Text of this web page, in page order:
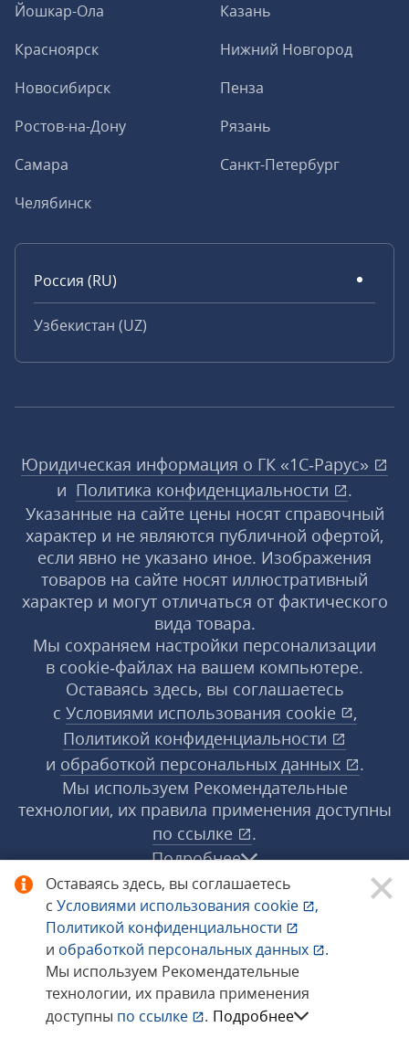
Оставаясь здесь, вы соглашаетесь
с Условиями использования cookie
,
Политикой конфиденциальности
и обработкой персональных данных
.
Мы используем Рекомендательные
технологии, их правила применения
доступны по ссылке . Подробнее
Йошкар-Ола
Казань
Красноярск
Нижний Новгород
Новосибирск
Пенза
Ростов-на-Дону
Рязань
Самара
Санкт-Петербург
Челябинск
Россия (RU)
Узбекистан (UZ)
Юридическая информация о ГК «1С‑Рарус»
и Политика конфиденциальности
.
Указанные на сайте цены носят справочный
характер и не являются публичной офертой,
если явно не указано иное. Изображения
товаров на сайте носят иллюстративный
характер и могут отличаться от фактического
вида товара.
Мы сохраняем настройки персонализации
в cookie‑файлах на вашем компьютере.
Оставаясь здесь, вы соглашаетесь
с Условиями использования cookie
,
Политикой конфиденциальности
и обработкой персональных данных
.
Мы используем Рекомендательные
технологии, их правила применения доступны
по ссылке
.
Подробнее
© 1998−2026 «1С‑Рарус» ®. Все права
защищены.
Сообщить об ошибке